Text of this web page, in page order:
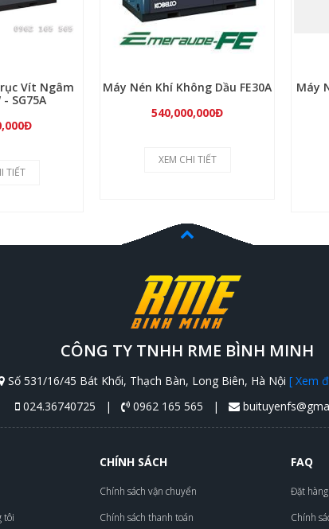
Vít Ngâm
SG75A
TIẾT
Máy Nén Khí Không Dầu FE30A
540,000,000Đ
XEM CHI TIẾT
Máy
CÔNG TY TNHH RME BÌNH MINH
Số 531/16/45 Bát Khối, Thạch Bàn, Long Biên, Hà Nội [ Xem
024.36740725 |
0962 165 565 |
tôi
CHÍNH SÁCH
Chính sách vận chuyển
Chính sách thanh toán
FAQ
Đặt
Chính